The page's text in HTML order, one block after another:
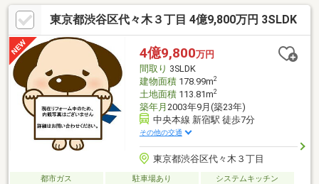
線「西武新宿」駅徒歩8分等の複数路線、複数駅が利用可能
東京都渋谷区代々木３丁目 4億9,800万円 3SLDK
4億9,800万円
間取り 3SLDK
建物面積178.99m2
土地面積113.81m2
築年月 2003年9月(築23年)
中央本線 新宿駅 徒歩7分
その他の交通
東京都渋谷区代々木３丁目
都市ガス 駐車場あり
システムキッチン